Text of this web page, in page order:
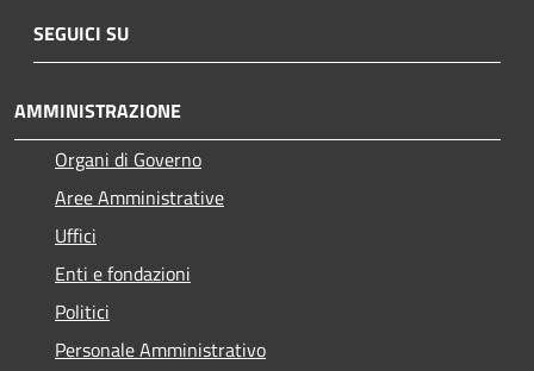
SEGUICI SU
AMMINISTRAZIONE
Organi di Governo
Aree Amministrative
Uffici
Enti e fondazioni
Politici
Personale Amministrativo